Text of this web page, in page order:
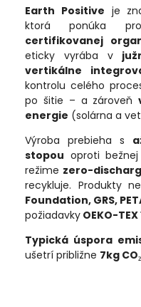
Earth Positive je
ktorá ponúka
certifikovanej
eticky vyrába v
vertikálne
kontrolu celého
po šitie – a zároveň
energie (solárna a
Výroba prebieha s
stopou oproti
režime zero-
recykluje. Produkty
Foundation, GRS,
požiadavky OEKO-TEX
Typická úspora
ušetrí približne 7kg